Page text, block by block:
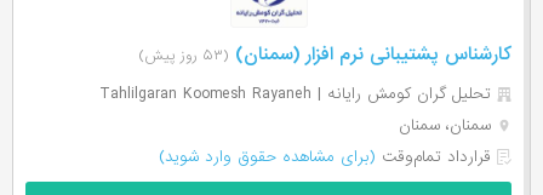
کارشناس پشتیبانی نرم افزار (سمنان) (۵۳ روز پیش)
تحلیل گران کومش رایانه | Tahlilgaran Koomesh Rayaneh
سمنان، سمنان
قرارداد تمام‌وقت (برای مشاهده حقوق وارد شوید)